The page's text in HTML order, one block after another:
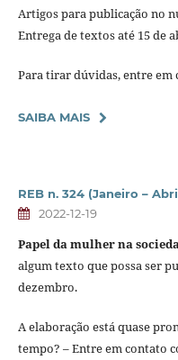
Artigos para publicação no
Entrega de textos até 15 de
Para tirar dúvidas, entre em
SAIBA MAIS
REB n. 324 (Janeiro –
2022-12-19
Papel da mulher na
algum texto que possa ser
dezembro.
A elaboração está quase
tempo? – Entre em contato